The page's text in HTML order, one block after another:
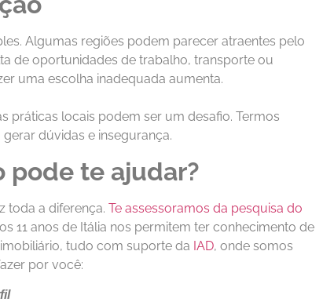
Algumas regiões podem parecer atraentes pelo
de oportunidades de trabalho, transporte ou
uma escolha inadequada aumenta.
práticas locais podem ser um desafio. Termos
dúvidas e insegurança.
pode te ajudar?
toda a diferença. Te assessoramos da pesquisa do
11 anos de Itália nos permitem ter conhecimento de
tudo com suporte da IAD, onde somos
por você: